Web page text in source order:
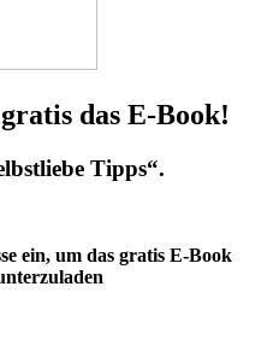
das E-Book!
Tipps“.
ein, um das gratis E-Book